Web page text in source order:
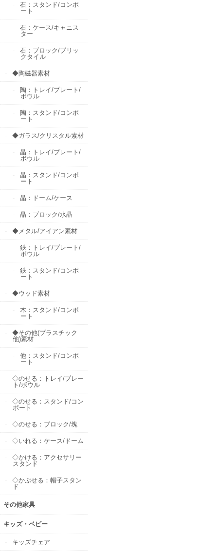
石：スタンド/コンポ
ート
石：ケース/キャニス
ター
石：ブロック/ブリッ
クタイル
◆陶磁器素材
陶：トレイ/プレート/
ボウル
陶：スタンド/コンポ
ート
◆ガラス/クリスタル素材
晶：トレイ/プレート/
ボウル
晶：スタンド/コンポ
ート
晶：ドーム/ケース
晶：ブロック/水晶
◆メタル/アイアン素材
鉄：トレイ/プレート/
ボウル
鉄：スタンド/コンポ
ート
◆ウッド素材
木：スタンド/コンポ
ート
◆その他(プラスチック
他)素材
他：スタンド/コンポ
ート
◇のせる：トレイ/プレー
ト/ボウル
◇のせる：スタンド/コン
ポート
◇のせる：ブロック/塊
◇いれる：ケース/ドーム
◇かける：アクセサリー
スタンド
◇かぶせる：帽子スタン
ド
その他家具
キッズ・ベビー
キッズチェア